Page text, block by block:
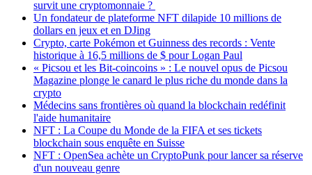
survit une cryptomonnaie ?
Un fondateur de plateforme NFT dilapide 10 millions de
dollars en jeux et en DJing
Crypto, carte Pokémon et Guinness des records : Vente
historique à 16,5 millions de $ pour Logan Paul
« Picsou et les Bit-coincoins » : Le nouvel opus de Picsou
Magazine plonge le canard le plus riche du monde dans la
crypto
Médecins sans frontières où quand la blockchain redéfinit
l'aide humanitaire
NFT : La Coupe du Monde de la FIFA et ses tickets
blockchain sous enquête en Suisse
NFT : OpenSea achète un CryptoPunk pour lancer sa réserve
d'un nouveau genre